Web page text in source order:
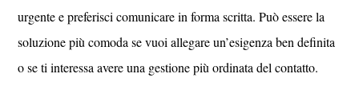
urgente e preferisci comunicare in forma scritta. Può essere la
soluzione più comoda se vuoi allegare un’esigenza ben definita
o se ti interessa avere una gestione più ordinata del contatto.